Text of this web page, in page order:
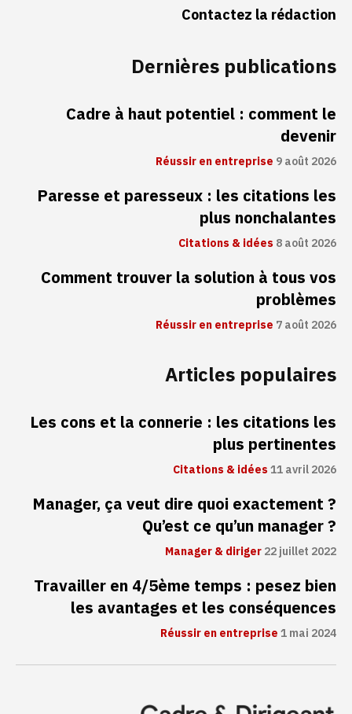
Contactez la rédaction
Dernières publications
Cadre à haut potentiel : comment le
devenir
Réussir en entreprise 9 août 2026
Paresse et paresseux : les citations les
plus nonchalantes
Citations & idées8 août 2026
Comment trouver la solution à tous vos
problèmes
Réussir en entreprise 7 août 2026
Articles populaires
Les cons et la connerie : les citations les
plus pertinentes
Citations & idées11 avril 2026
Manager, ça veut dire quoi exactement ?
Qu’est ce qu’un manager ?
Manager & diriger22 juillet 2022
Travailler en 4/5ème temps : pesez bien
les avantages et les conséquences
Réussir en entreprise1 mai 2024